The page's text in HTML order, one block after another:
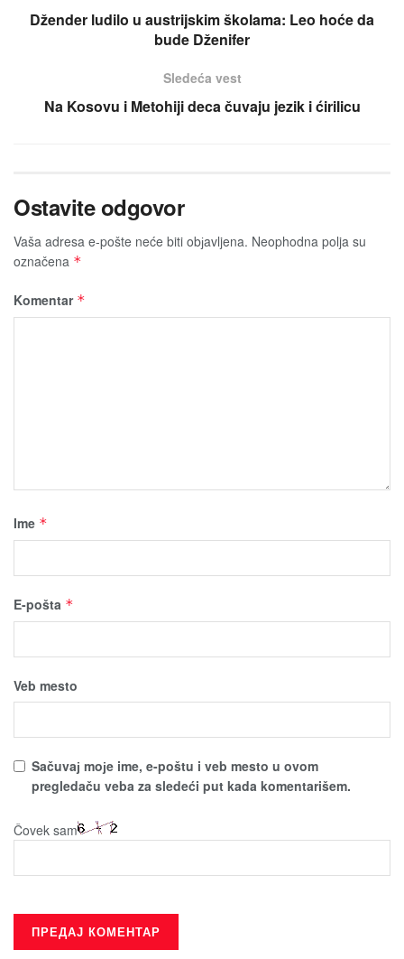
Džender ludilo u austrijskim školama: Leo hoće da
bude Dženifer
Sledeća vest
Na Kosovu i Metohiji deca čuvaju jezik i ćirilicu
Ostavite odgovor
Vaša adresa e-pošte neće biti obјavljena. Neophodna polja su
označena *
Komentar *
Ime *
E-pošta *
Veb mesto
Sačuvaј moјe ime, e-poštu i veb mesto u ovom
pregledaču veba za sledeći put kada komentarišem.
Čovek sam